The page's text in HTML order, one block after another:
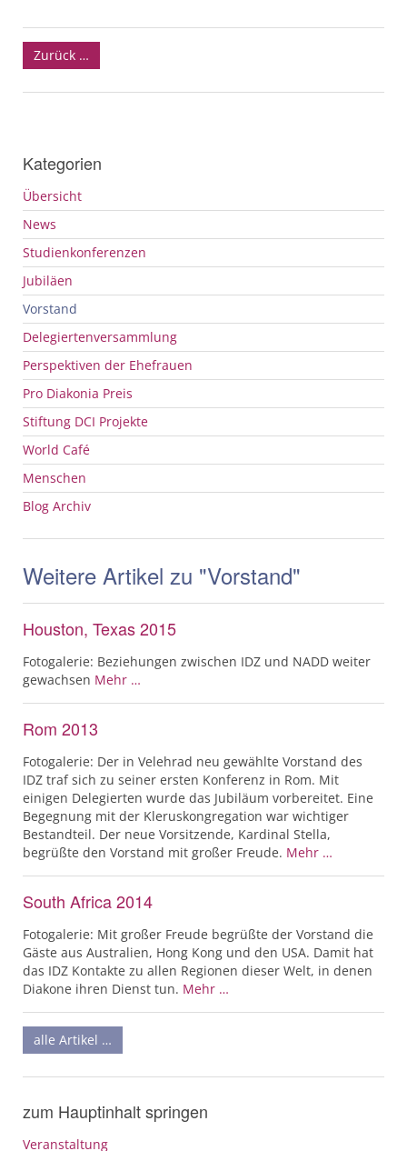
Zurück …
Kategorien
Übersicht
News
Studienkonferenzen
Jubiläen
Vorstand
Delegiertenversammlung
Perspektiven der Ehefrauen
Pro Diakonia Preis
Stiftung DCI Projekte
World Café
Menschen
Blog Archiv
Weitere Artikel zu "Vorstand"
Houston, Texas 2015
Fotogalerie: Beziehungen zwischen IDZ und NADD weiter
gewachsen Mehr …
Rom 2013
Fotogalerie: Der in Velehrad neu gewählte Vorstand des
IDZ traf sich zu seiner ersten Konferenz in Rom. Mit
einigen Delegierten wurde das Jubiläum vorbereitet. Eine
Begegnung mit der Kleruskongregation war wichtiger
Bestandteil. Der neue Vorsitzende, Kardinal Stella,
begrüßte den Vorstand mit großer Freude. Mehr …
South Africa 2014
Fotogalerie: Mit großer Freude begrüßte der Vorstand die
Gäste aus Australien, Hong Kong und den USA. Damit hat
das IDZ Kontakte zu allen Regionen dieser Welt, in denen
Diakone ihren Dienst tun. Mehr …
alle Artikel …
zum Hauptinhalt springen
Veranstaltung